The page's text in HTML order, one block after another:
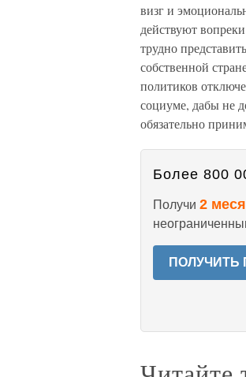
визг и
действуют
трудно
собственной
политиков
социуме, дабы не
обязательно
Более 800
Получи 2
ПОЛУЧИТЬ